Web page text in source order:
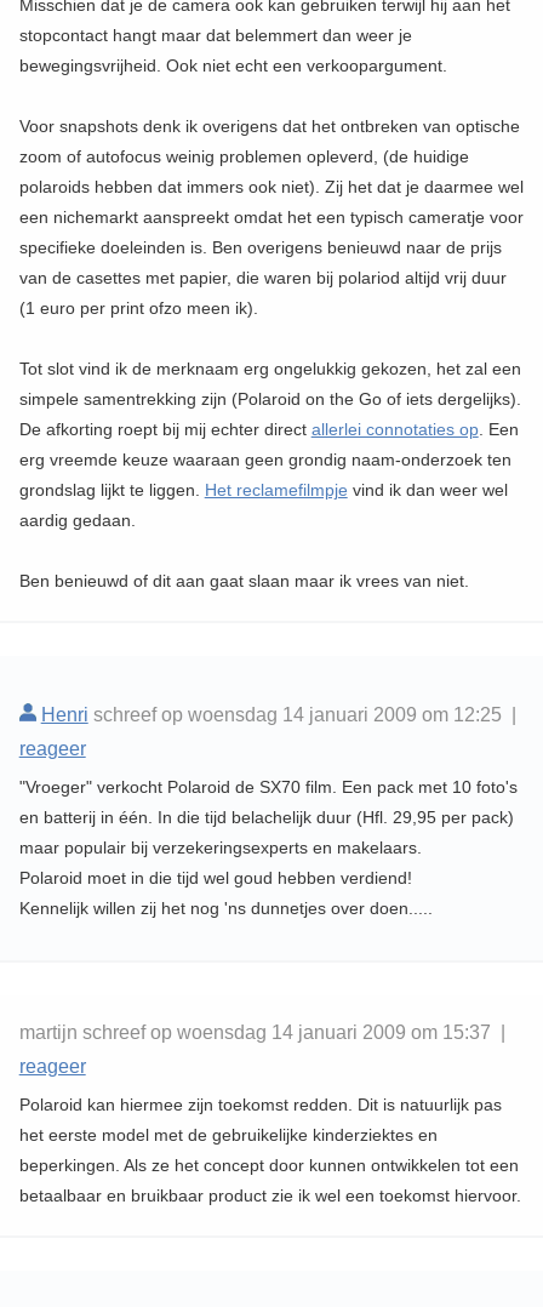
Misschien dat je de camera ook kan gebruiken terwijl hij aan het
stopcontact hangt maar dat belemmert dan weer je
bewegingsvrijheid. Ook niet echt een verkoopargument.
Voor snapshots denk ik overigens dat het ontbreken van optische
zoom of autofocus weinig problemen opleverd, (de huidige
polaroids hebben dat immers ook niet). Zij het dat je daarmee wel
een nichemarkt aanspreekt omdat het een typisch cameratje voor
specifieke doeleinden is. Ben overigens benieuwd naar de prijs
van de casettes met papier, die waren bij polariod altijd vrij duur
(1 euro per print ofzo meen ik).
Tot slot vind ik de merknaam erg ongelukkig gekozen, het zal een
simpele samentrekking zijn (Polaroid on the Go of iets dergelijks).
De afkorting roept bij mij echter direct allerlei connotaties op. Een
erg vreemde keuze waaraan geen grondig naam-onderzoek ten
grondslag lijkt te liggen. Het reclamefilmpje vind ik dan weer wel
aardig gedaan.
Ben benieuwd of dit aan gaat slaan maar ik vrees van niet.
Henri schreef op woensdag 14 januari 2009 om 12:25 |
reageer
"Vroeger" verkocht Polaroid de SX70 film. Een pack met 10 foto's
en batterij in één. In die tijd belachelijk duur (Hfl. 29,95 per pack)
maar populair bij verzekeringsexperts en makelaars.
Polaroid moet in die tijd wel goud hebben verdiend!
Kennelijk willen zij het nog 'ns dunnetjes over doen.....
martijn schreef op woensdag 14 januari 2009 om 15:37 |
reageer
Polaroid kan hiermee zijn toekomst redden. Dit is natuurlijk pas
het eerste model met de gebruikelijke kinderziektes en
beperkingen. Als ze het concept door kunnen ontwikkelen tot een
betaalbaar en bruikbaar product zie ik wel een toekomst hiervoor.